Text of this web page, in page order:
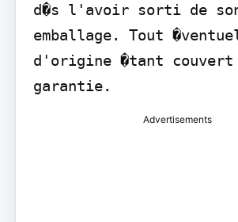
d�s l'avoir sorti de
emballage. Tout
d'origine �tant
garantie.
Advertisements